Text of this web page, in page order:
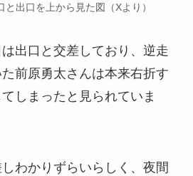
出口を上から見た図（Xより）
出口と交差しており、逆走
前原勇太さんは本来右折す
しまったと見られていま
わかりずらいらしく、夜間